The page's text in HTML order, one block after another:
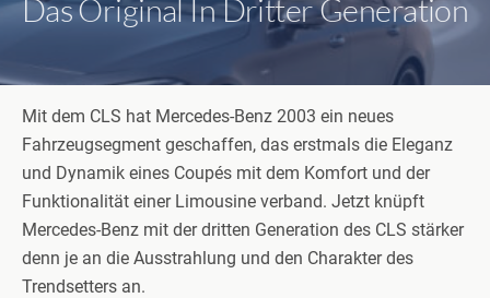
Das Original In Dritter Generation
Mit dem CLS hat Mercedes-Benz 2003 ein neues
Fahrzeugsegment geschaffen, das erstmals die Eleganz
und Dynamik eines Coupés mit dem Komfort und der
Funktionalität einer Limousine verband. Jetzt knüpft
Mercedes-Benz mit der dritten Generation des CLS stärker
denn je an die Ausstrahlung und den Charakter des
Trendsetters an.